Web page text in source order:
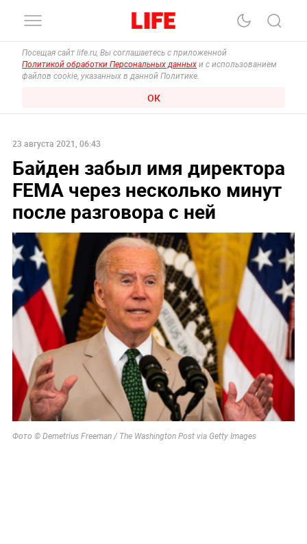
Посещая сайт life.ru, Вы соглашаетесь с приложенной
Политикой обработки Персональных данных и с использованием
файлов cookie, указанных в данной Политике.
ОК
23 августа 2021, 06:43
Байден забыл имя директора
FEMA через несколько минут
после разговора с ней
Фото © Demetrius Freeman / The Washington Post via Getty Images